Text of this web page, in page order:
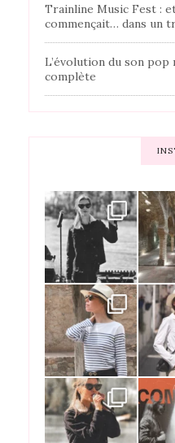
Trainline Music Fest :
commençait… dans un
L’évolution du son pop
complète